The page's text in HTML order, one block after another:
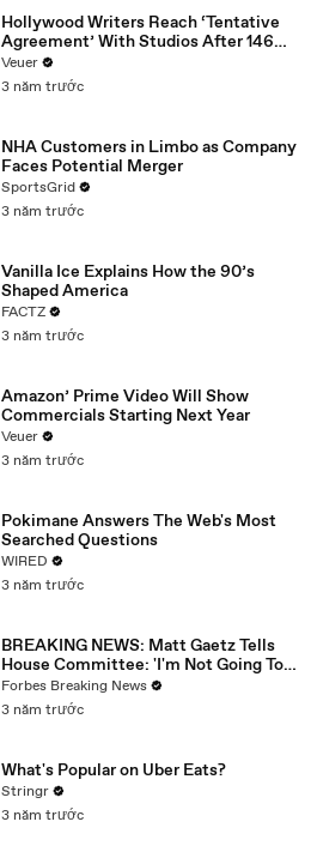
Hollywood Writers Reach ‘Tentative
Agreement’ With Studios After 146
Day Strike
Veuer
3 năm trước
NHA Customers in Limbo as Company
Faces Potential Merger
SportsGrid
3 năm trước
Vanilla Ice Explains How the 90’s
Shaped America
FACTZ
3 năm trước
Amazon’ Prime Video Will Show
Commercials Starting Next Year
Veuer
3 năm trước
Pokimane Answers The Web's Most
Searched Questions
WIRED
3 năm trước
BREAKING NEWS: Matt Gaetz Tells
House Committee: 'I'm Not Going To
Vote For A Continuing Resolution'
Forbes Breaking News
3 năm trước
What's Popular on Uber Eats?
Stringr
3 năm trước